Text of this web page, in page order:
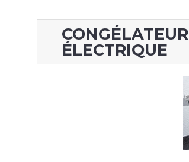
CONGÉLATEUR
ÉLECTRIQUE